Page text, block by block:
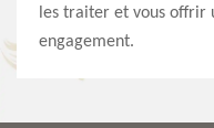
les traiter et vous offrir
engagement.